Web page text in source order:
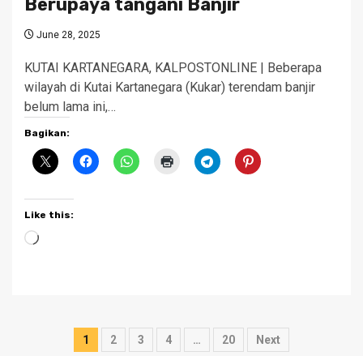
Berupaya tangani Banjir
June 28, 2025
KUTAI KARTANEGARA, KALPOSTONLINE | Beberapa
wilayah di Kutai Kartanegara (Kukar) terendam banjir
belum lama ini,…
Bagikan:
Like this:
Loading…
Posts
1 2 3 4 … 20 Next